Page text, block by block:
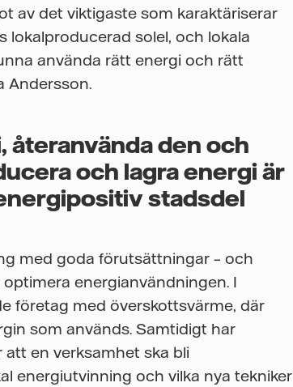
av det viktigaste som karaktäriserar
lokalproducerad solel, och lokala
använda rätt energi och rätt
Andersson.
den och
och lagra energi är
stadsdel
med goda förutsättningar – och
energianvändningen. I
företag med överskottsvärme, där
som används. Samtidigt har
en verksamhet ska bli
energiutvinning och vilka nya tekniker